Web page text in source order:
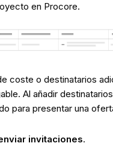
en Procore.
coste o destinatarios
Al añadir
para presentar una
invitaciones.